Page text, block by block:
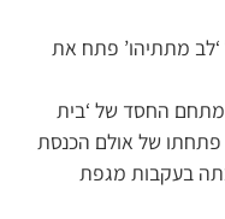
‘לב מתתיהו’ פתח את
החסד של ‘בית
פתחתו של אולם הכנסת
בעקבות מגפת